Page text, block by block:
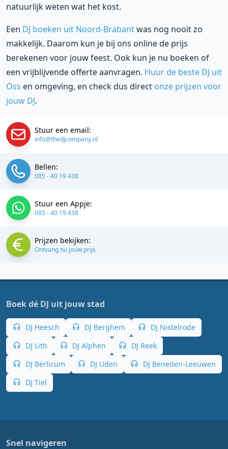
natuurlijk weten wat het kost.
Een DJ boeken uit Noord-Brabantwas nog nooit zo
makkelijk. Daarom kun je bij ons online de prijs
berekenen voor jouw feest. Ook kun je nu boeken of
een vrijblijvende offerte aanvragen. Huur de beste DJ uit
Oss en omgeving, en check dus direct onze prijzen voor
jouw DJ.
Stuur een email:
info@thedjcompany.nl
Bellen:
085 - 40 19 438
Stuur een Appje:
085 - 40 19 438
Prijzen bekijken:
Ontvang nu jouw prijs
Boek dé DJ uit jouw stad
DJ Heesch DJ Berghem
DJ Nistelrode
DJ Lith
DJ Alphen
DJ Reek
DJ Berlicum
DJ Uden
DJ Beneden-Leeuwen
DJ Tiel
Snel navigeren